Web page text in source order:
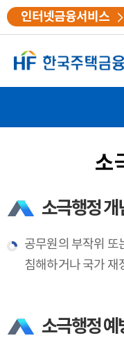
인터넷금융서비스
소
소극행정 개
공무원의 부작위 또
침해하거나 국가 재
소극행정 예